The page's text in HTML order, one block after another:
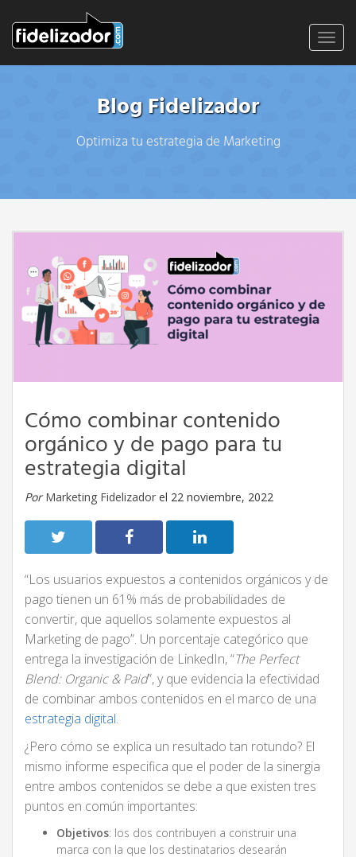
Blog Fidelizador
Optimiza tu estrategia de Marketing
Cómo combinar contenido
orgánico y de pago para tu
estrategia digital
Por Marketing Fidelizador el 22 noviembre, 2022
“Los usuarios expuestos a contenidos orgánicos y de
pago tienen un 61% más de probabilidades de
convertir, que aquellos solamente expuestos al
Marketing de pago”. Un porcentaje categórico que
entrega la investigación de LinkedIn, “The Perfect
Blend: Organic & Paid”, y que evidencia la efectividad
de combinar ambos contenidos en el marco de una
estrategia digital.
¿Pero cómo se explica un resultado tan rotundo? El
mismo informe especifica que el poder de la sinergia
entre ambos contenidos se debe a que existen tres
puntos en común importantes:
Objetivos: los dos contribuyen a construir una
marca con la que los destinatarios desearán